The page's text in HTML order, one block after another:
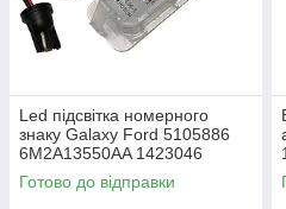
Led підсвітка номерного
знаку Galaxy Ford 5105886
6M2A13550AA 1423046
1504964
Готово до відправки